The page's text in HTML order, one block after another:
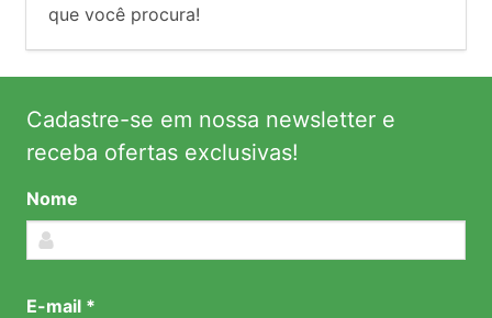
que você procura!
Cadastre-se em nossa newsletter e
receba ofertas exclusivas!
Nome
E-mail *